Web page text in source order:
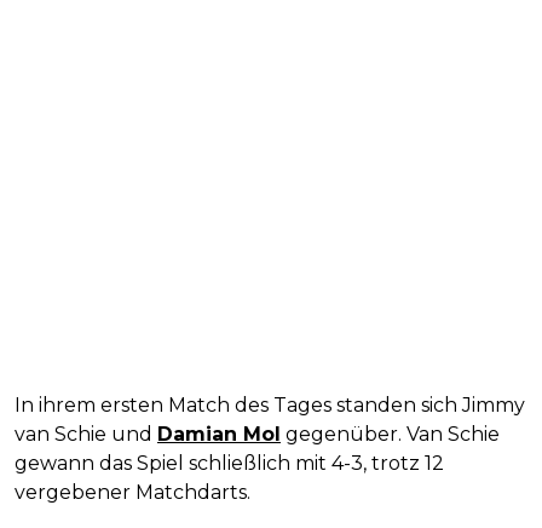
In ihrem ersten Match des Tages standen sich Jimmy
van Schie und Damian Mol gegenüber. Van Schie
gewann das Spiel schließlich mit 4-3, trotz 12
vergebener Matchdarts.